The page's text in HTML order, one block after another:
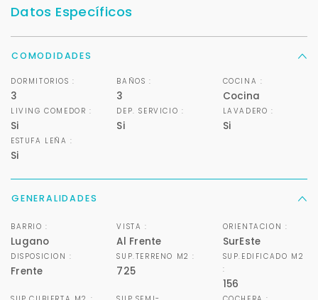
Datos Específicos
COMODIDADES
DORMITORIOS :
3
BAÑOS :
3
COCINA :
Cocina
LIVING COMEDOR :
Si
DEP. SERVICIO :
Si
LAVADERO :
Si
ESTUFA LEÑA :
Si
GENERALIDADES
BARRIO :
Lugano
VISTA :
Al Frente
ORIENTACION :
SurEste
DISPOSICION :
Frente
SUP.TERRENO M2 :
725
SUP.EDIFICADO M2
:
156
Para responderte